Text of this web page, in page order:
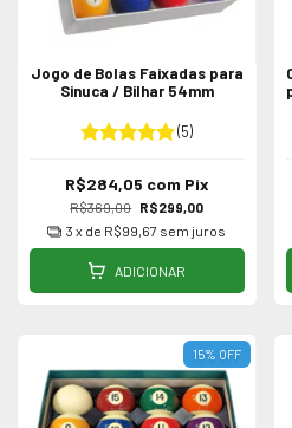
Jogo de Bolas Faixadas para
Sinuca / Bilhar 54mm
(5)
R$369,00 R$299,00
R$284,05 com Pix
3 x de R$99,67 sem juros
ADICIONAR
15% OFF